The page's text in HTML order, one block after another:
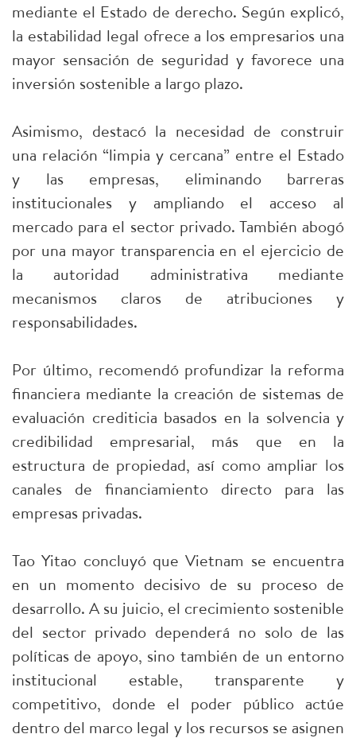
mediante el Estado de derecho. Según explicó,
la estabilidad legal ofrece a los empresarios una
mayor sensación de seguridad y favorece una
inversión sostenible a largo plazo.
Asimismo, destacó la necesidad de construir
una relación “limpia y cercana” entre el Estado
y las empresas, eliminando barreras
institucionales y ampliando el acceso al
mercado para el sector privado. También abogó
por una mayor transparencia en el ejercicio de
la autoridad administrativa mediante
mecanismos claros de atribuciones y
responsabilidades.
Por último, recomendó profundizar la reforma
financiera mediante la creación de sistemas de
evaluación crediticia basados en la solvencia y
credibilidad empresarial, más que en la
estructura de propiedad, así como ampliar los
canales de financiamiento directo para las
empresas privadas.
Tao Yitao concluyó que Vietnam se encuentra
en un momento decisivo de su proceso de
desarrollo. A su juicio, el crecimiento sostenible
del sector privado dependerá no solo de las
políticas de apoyo, sino también de un entorno
institucional estable, transparente y
competitivo, donde el poder público actúe
dentro del marco legal y los recursos se asignen